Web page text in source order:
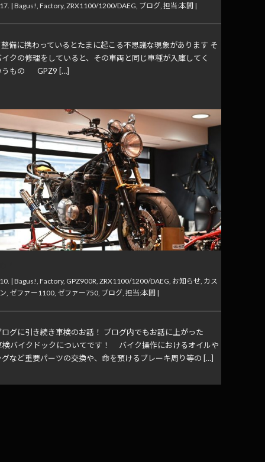
|Bagus! ,Factory,ZRX1100/1200/DAEG ブログ ,担当:本間 |
備に携わっているとたまに起こる不思議な現象があります そ
クの修理をしていると、その車両と同じ車種が入庫してく
うもの GPZ9 […]
|Bagus!,Factory, GPZ900R,ZRX1100/1200/DAEG, お知らせ, カス
, ゼファー1100, ゼファー750, ブログ,担当:本間 |
ログに引き続き車検のお話！ ブログ内でもお話に上がった
検バイクドックについてです！ バイク操作におけるオイルや
グなど重要パーツの交換や、命を預けるブレーキ周り等の […]